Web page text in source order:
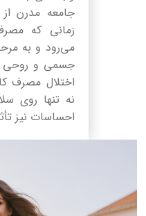
جامعه مدرن
زمانی که
می‌رود و به
جسمی و روحی
اختلال مصرف
نه تنها روی
احساسات نیز